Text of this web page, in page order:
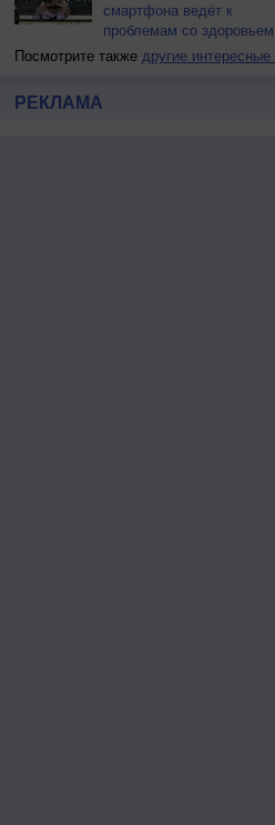
смартфона ведёт к
проблемам со здоровьем
Посмотрите также другие интересные
РЕКЛАМА